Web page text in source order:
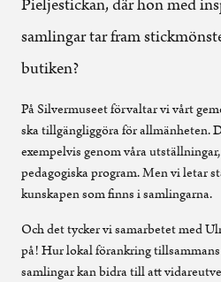
Pieljestickan, där hon med
samlingar tar fram
butiken?
På Silvermuseet förvaltar vi vårt
ska tillgängliggöra för allmänheten.
exempelvis genom våra
pedagogiska program. Men vi letar
kunskapen som finns i samlingarna.
Och det tycker vi samarbetet med
på! Hur lokal förankring
samlingar kan bidra till att